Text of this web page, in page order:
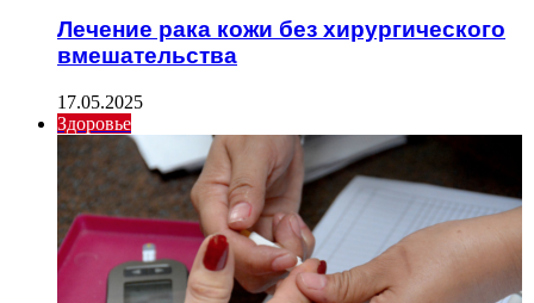
Лечение рака кожи без хирургического
вмешательства
17.05.2025
Здоровье